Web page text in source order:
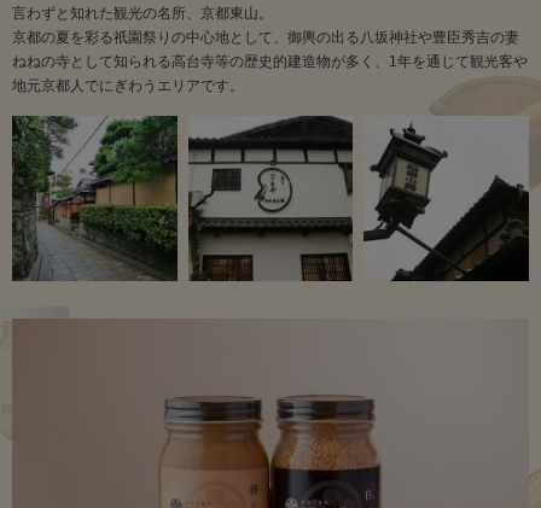
言わずと知れた観光の名所、京都東山。
京都の夏を彩る祇園祭りの中心地として、御輿の出る八坂神社や豊臣秀吉の妻
ねねの寺として知られる高台寺等の歴史的建造物が多く、1年を通じて観光客や
地元京都人でにぎわうエリアです。